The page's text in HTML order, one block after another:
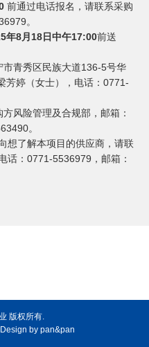
前通过电话报名，请联系采购
。
年8月18日中午17:00前送
青秀区民族大道136-5号华
芳婷（女士），电话：0771-
风险管理及合规部，邮箱：
。
想了解本项目的供应商，请联
话： 0771-5536979，邮箱：
版权所有.
Design by pan&pan